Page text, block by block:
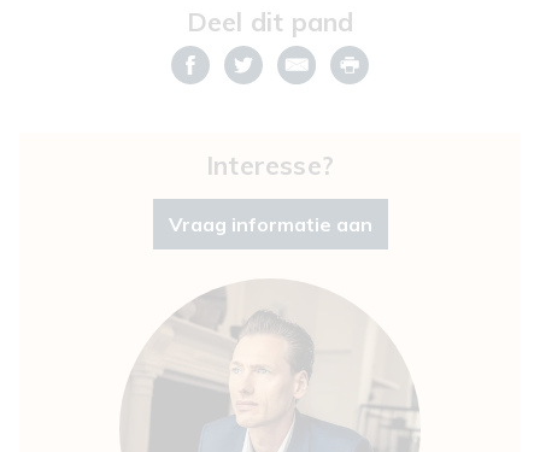
Deel dit pand
Interesse?
Vraag informatie aan